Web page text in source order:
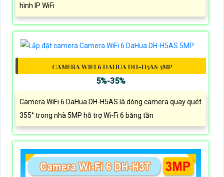
hình IP WiFi
CAMERA WIFI 6 DAHUA DH-H5AS 5MP
5%-35%
Camera WiFi 6 DaHua DH-H5AS là dòng camera quay quét
355° trong nhà 5MP hỗ trợ Wi-Fi 6 băng tần